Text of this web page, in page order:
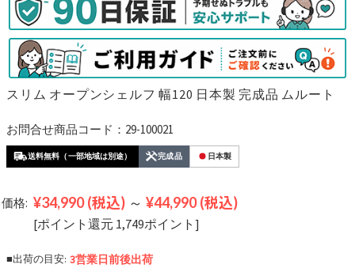
スリム オープンシェルフ 幅120 日本製 完成品 ムルート
お問合せ商品コード：29-100021
送料無料（一部地域は別途） 完成品 日本製
価格: ¥34,990 (税込) ～ ¥44,990 (税込)
[ポイント還元 1,749ポイント]
■出荷の目安: 3営業日前後出荷